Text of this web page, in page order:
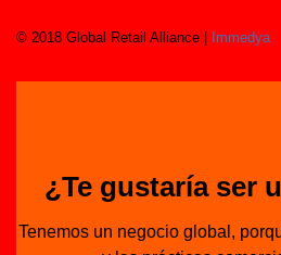
© 2018 Global Retail Alliance | Immedya
¿Te gustaría ser
Tenemos un negocio global,